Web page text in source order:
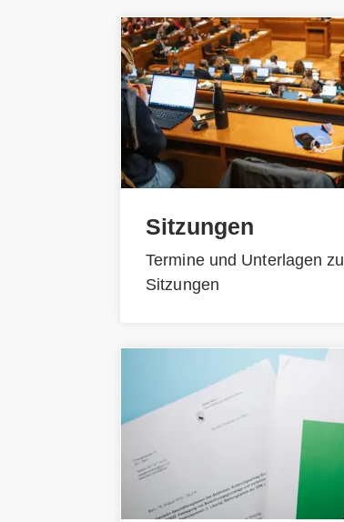
Sitzungen
Termine und Unterlagen zu
Sitzungen